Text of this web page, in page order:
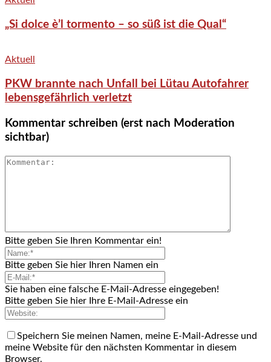
„Si dolce è’l tormento – so süß ist die Qual“
Aktuell
PKW brannte nach Unfall bei Lütau Autofahrer
lebensgefährlich verletzt
Kommentar schreiben (erst nach Moderation
sichtbar)
Bitte geben Sie Ihren Kommentar ein!
Bitte geben Sie hier Ihren Namen ein
Sie haben eine falsche E-Mail-Adresse eingegeben!
Bitte geben Sie hier Ihre E-Mail-Adresse ein
Speichern Sie meinen Namen, meine E-Mail-Adresse und
meine Website für den nächsten Kommentar in diesem
Browser.